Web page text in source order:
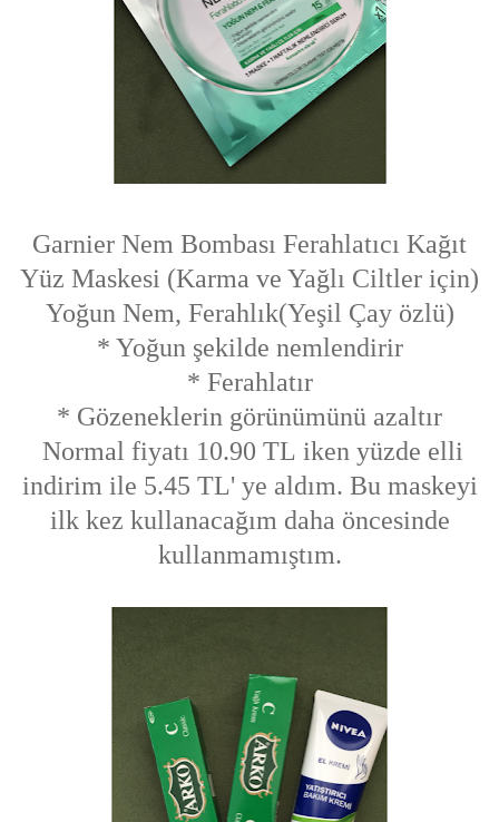
Garnier Nem Bombası Ferahlatıcı Kağıt
Yüz Maskesi (Karma ve Yağlı Ciltler için)
Yoğun Nem, Ferahlık(Yeşil Çay özlü)
* Yoğun şekilde nemlendirir
* Ferahlatır
* Gözeneklerin görünümünü azaltır
Normal fiyatı 10.90 TL iken yüzde elli
indirim ile 5.45 TL' ye aldım. Bu maskeyi
ilk kez kullanacağım daha öncesinde
kullanmamıştım.